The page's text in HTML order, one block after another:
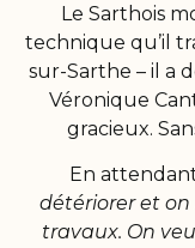
Le Sarthois
technique qu’il
sur-Sarthe – il a
Véronique
gracieux.
En
détériorer et on
travaux. On